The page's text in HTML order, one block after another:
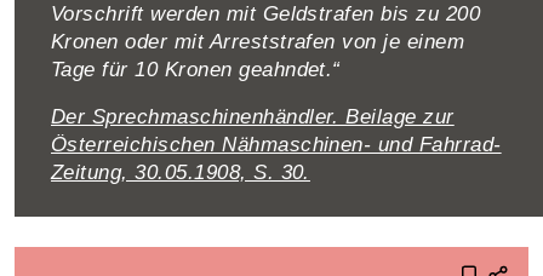
Vorschrift werden mit Geldstrafen bis zu 200
Kronen oder mit Arreststrafen von je einem
Tage für 10 Kronen geahndet.“
Der Sprechmaschinenhändler. Beilage zur
Österreichischen Nähmaschinen- und Fahrrad-
Zeitung, 30.05.1908, S. 30.